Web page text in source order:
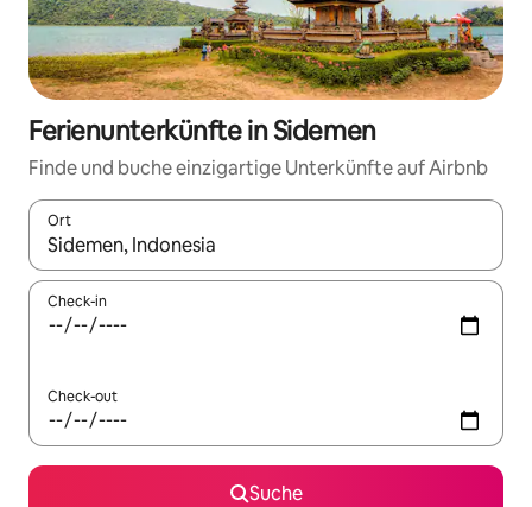
Ferienunterkünfte in Sidemen
Finde und buche einzigartige Unterkünfte auf Airbnb
Ort
Wenn Ergebnisse verfügbar sind, navigiere mit den
Check-in
Check-out
Suche